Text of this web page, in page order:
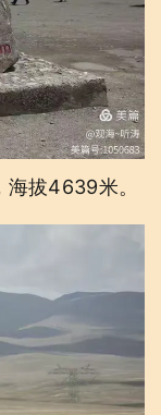
拔4639米。